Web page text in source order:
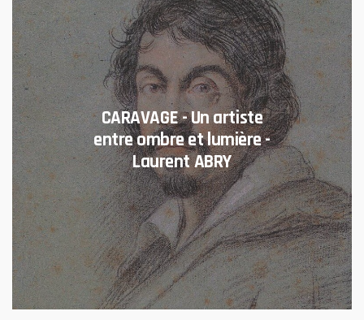
CARAVAGE - Un artiste
entre ombre et lumière -
Laurent ABRY